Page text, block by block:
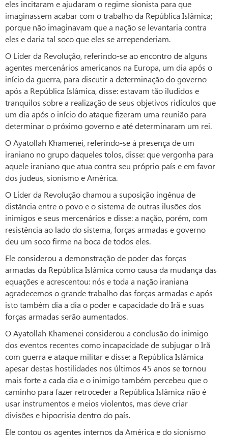
eles incitaram e ajudaram o regime sionista para que
imaginassem acabar com o trabalho da República Islâmica;
porque não imaginavam que a nação se levantaria contra
eles e daria tal soco que eles se arrependeriam.
O Líder da Revolução, referindo-se ao encontro de alguns
agentes mercenários americanos na Europa, um dia após o
início da guerra, para discutir a determinação do governo
após a República Islâmica, disse: estavam tão iludidos e
tranquilos sobre a realização de seus objetivos ridículos que
um dia após o início do ataque fizeram uma reunião para
determinar o próximo governo e até determinaram um rei.
O Ayatollah Khamenei, referindo-se à presença de um
iraniano no grupo daqueles tolos, disse: que vergonha para
aquele iraniano que atua contra seu próprio país e em favor
dos judeus, sionismo e América.
O Líder da Revolução chamou a suposição ingênua de
distância entre o povo e o sistema de outras ilusões dos
inimigos e seus mercenários e disse: a nação, porém, com
resistência ao lado do sistema, forças armadas e governo
deu um soco firme na boca de todos eles.
Ele considerou a demonstração de poder das forças
armadas da República Islâmica como causa da mudança das
equações e acrescentou: nós e toda a nação iraniana
agradecemos o grande trabalho das forças armadas e após
isto também dia a dia o poder e capacidade do Irã e suas
forças armadas serão aumentados.
O Ayatollah Khamenei considerou a conclusão do inimigo
dos eventos recentes como incapacidade de subjugar o Irã
com guerra e ataque militar e disse: a República Islâmica
apesar destas hostilidades nos últimos 45 anos se tornou
mais forte a cada dia e o inimigo também percebeu que o
caminho para fazer retroceder a República Islâmica não é
usar instrumentos e meios violentos, mas deve criar
divisões e hipocrisia dentro do país.
Ele contou os agentes internos da América e do sionismo